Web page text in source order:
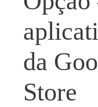
da
Store